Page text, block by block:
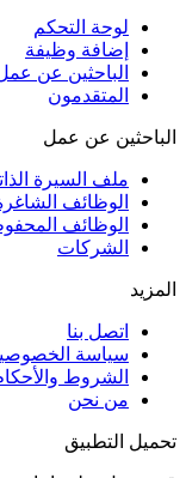
لوحة التحكم
إضافة وظيفة
الباحثين عن
المتقدمون
الباحثين عن عمل
ملف السيرة
الوظائف
الوظائف
الشركات
المزيد
اتصل بنا
سياسة
الشروط
من نحن
تحميل التطبيق